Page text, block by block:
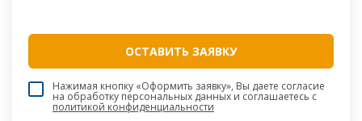
Нажимая кнопку «Оформить заявку», Вы даете согласие
на обработку персональных данных и соглашаетесь c
политикой конфиденциальности